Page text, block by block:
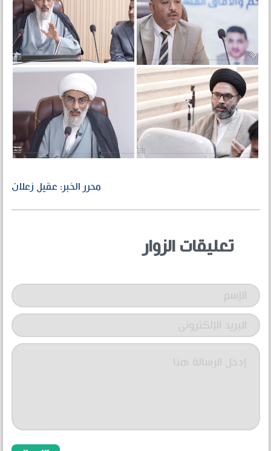
محرر الخبر: عقيل زعلان
تعليقات الزوار